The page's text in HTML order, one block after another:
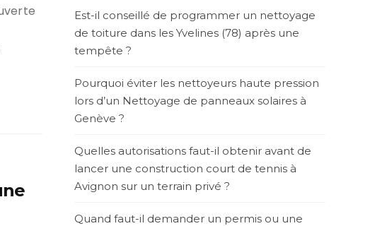
Est-il conseillé de programmer un nettoyage
de toiture dans les Yvelines (78) après une
tempête ?
Pourquoi éviter les nettoyeurs haute pression
lors d’un Nettoyage de panneaux solaires à
Genève ?
Quelles autorisations faut-il obtenir avant de
lancer une construction court de tennis à
Avignon sur un terrain privé ?
Quand faut-il demander un permis ou une